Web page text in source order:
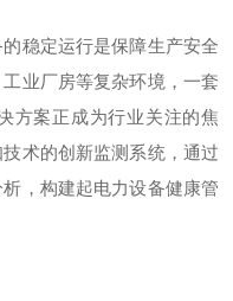
稳定运行是保障生产安全
业厂房等复杂环境，一套
方案正成为行业关注的焦
术的创新监测系统，通过
，构建起电力设备健康管